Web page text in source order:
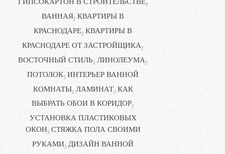
2
ВАННАЯ2 КВАРТИРЫ В
КРАСНОДАРЕ2 КВАРТИРЫ В
КРАСНОДАРЕ ОТ ЗАСТРОЙЩИКА2
ВОСТОЧНЫЙ СТИЛЬ2 ЛИНОЛЕУМА2
ПОТОЛОК2 ИНТЕРЬЕР ВАННОЙ
КОМНАТЫ2 ЛАМИНАТ2 КАК
ВЫБРАТЬ ОБОИ В КОРИДОР2
УСТАНОВКА ПЛАСТИКОВЫХ
ОКОН2 СТЯЖКА ПОЛА СВОИМИ
РУКАМИ2 ДИЗАЙН ВАННОЙ